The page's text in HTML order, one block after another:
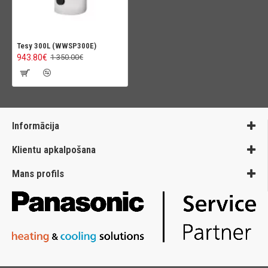
Tesy 300L (WWSP300E)
943.80€ 1 350.00€
Informācija
Klientu apkalpošana
Mans profils